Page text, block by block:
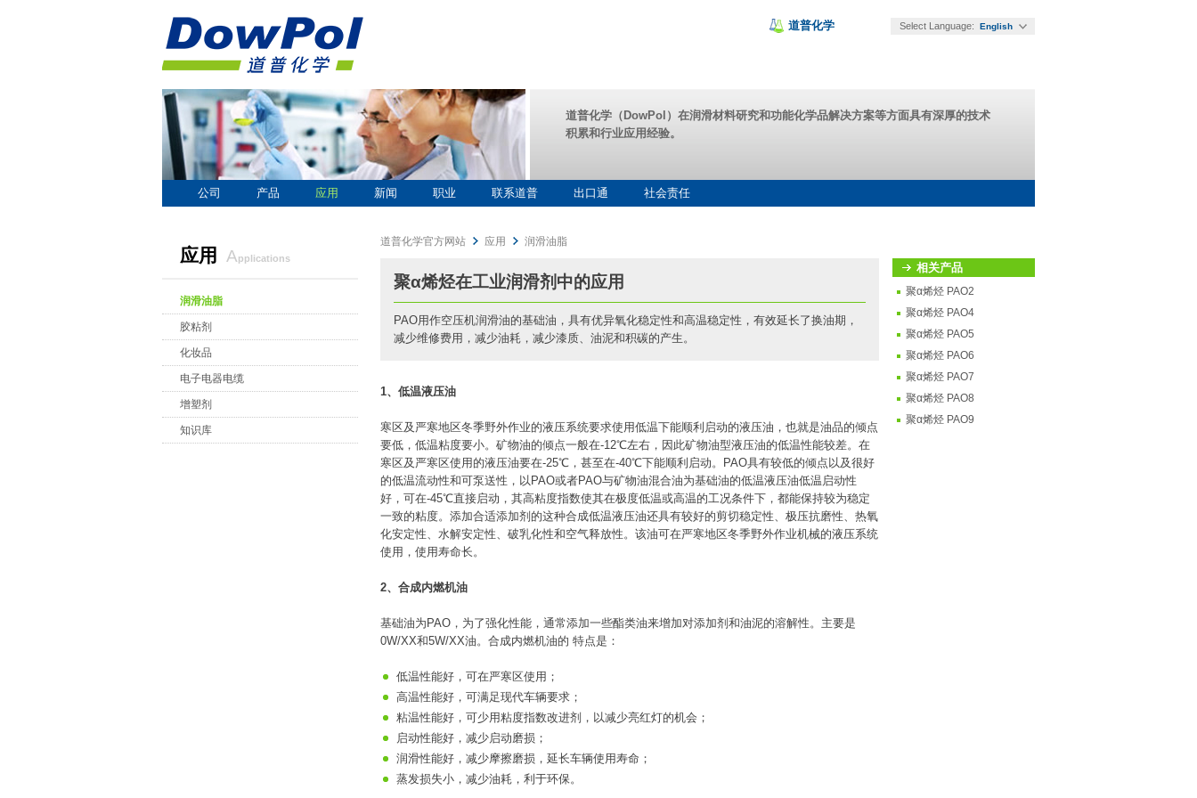
道普化学 Select Language: English
道普化学（DowPol）在润滑材料研究和功能化学品解决方案等方面具有深厚的技术
积累和行业应用经验。
公司 产品 应用 新闻 职业 联系道普 出口通 社会责任
应用 applications
润滑油脂
胶粘剂
化妆品
电子电器电缆
增塑剂
知识库
道普化学官方网站 应用 润滑油脂
聚α烯烃在工业润滑剂中的应用
PAO用作空压机润滑油的基础油，具有优异氧化稳定性和高温稳定性，有效延长了换油期，
减少维修费用，减少油耗，减少漆质、油泥和积碳的产生。
1、低温液压油
寒区及严寒地区冬季野外作业的液压系统要求使用低温下能顺利启动的液压油，也就是油品的倾点
要低，低温粘度要小。矿物油的倾点一般在-12℃左右，因此矿物油型液压油的低温性能较差。在
寒区及严寒区使用的液压油要在-25℃，甚至在-40℃下能顺利启动。PAO具有较低的倾点以及很好
的低温流动性和可泵送性，以PAO或者PAO与矿物油混合油为基础油的低温液压油低温启动性
好，可在-45℃直接启动，其高粘度指数使其在极度低温或高温的工况条件下，都能保持较为稳定
一致的粘度。添加合适添加剂的这种合成低温液压油还具有较好的剪切稳定性、极压抗磨性、热氧
化安定性、水解安定性、破乳化性和空气释放性。该油可在严寒地区冬季野外作业机械的液压系统
使用，使用寿命长。
2、合成内燃机油
基础油为PAO，为了强化性能，通常添加一些酯类油来增加对添加剂和油泥的溶解性。主要是
0W/XX和5W/XX油。合成内燃机油的 特点是：
低温性能好，可在严寒区使用；
高温性能好，可满足现代车辆要求；
粘温性能好，可少用粘度指数改进剂，以减少亮红灯的机会；
启动性能好，减少启动磨损；
润滑性能好，减少摩擦磨损，延长车辆使用寿命；
蒸发损失小，减少油耗，利于环保。
相关产品
聚α烯烃 PAO2
聚α烯烃 PAO4
聚α烯烃 PAO5
聚α烯烃 PAO6
聚α烯烃 PAO7
聚α烯烃 PAO8
聚α烯烃 PAO9